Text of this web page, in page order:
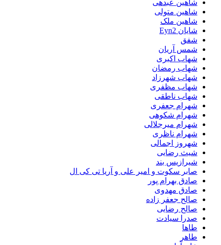
شاهین عبدهی
شاهین متولی
شاهین ملک
شایان Eyn2
شفق
شمس آریان
شهاب اکبری
شهاب رمضان
شهاب شهرزاد
شهاب مظفری
شهاب ناطقی
شهرام جعفری
شهرام شکوهی
شهرام میرجلالی
شهرام ناظری
شهروز اجمالی
شیث رضایی
شیرازیس بند
صابر سکوت و امیر علی و آریا تی کی ال
صادق بهرام پور
صادق مهدوی
صالح جعفر زاده
صالح رضایی
صدرا سیادت
طاها
طاهر